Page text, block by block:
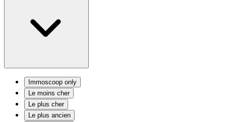
Immoscoop only
Le moins cher
Le plus cher
Le plus ancien